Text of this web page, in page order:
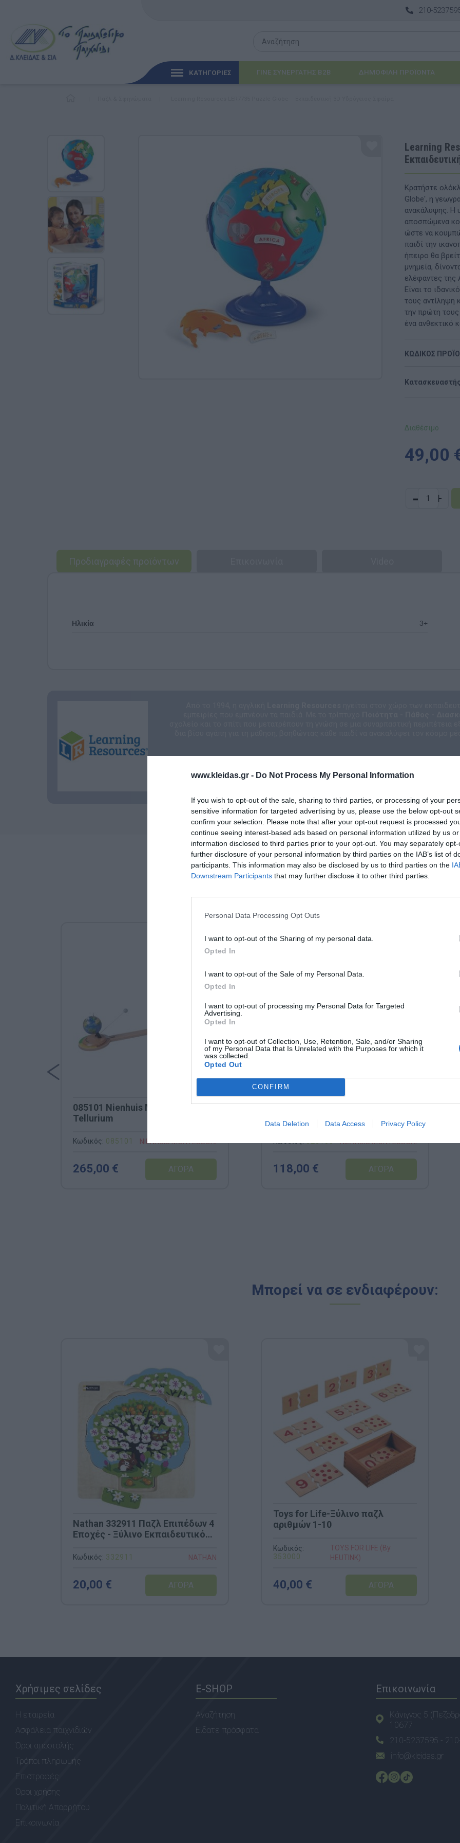
www.kleidas.gr - Do Not Process My Personal Information
If you wish to opt-out of the sale, sharing to third parties, or processing of your
sensitive information for targeted advertising by us, please use the below opt-out
confirm your selection. Please note that after your opt-out request is processed
continue seeing interest-based ads based on personal information utilized by us
information disclosed to third parties prior to your opt-out. You may separately
further disclosure of your personal information by third parties on the IAB’s list of
participants. This information may also be disclosed by us to third parties on the
Downstream Participants that may further disclose it to other third parties.
Personal Data Processing Opt Outs
I want to opt-out of the Sharing of my personal data.
Opted In
I want to opt-out of the Sale of my Personal Data.
Opted In
I want to opt-out of processing my Personal Data for Targeted
Advertising.
Opted In
I want to opt-out of Collection, Use, Retention, Sale, and/or Sharing
of my Personal Data that Is Unrelated with the Purposes for which it
was collected.
Opted Out
CONFIRM
Data Deletion Data Access Privacy Policy
210-
ΚΑΤΗΓΟΡΙΕΣ
Ανακαλύπτοντας τα Μαθηματικά
Φυσικές Επιστήμες
Ανακαλύπτοντας το Χρόνο
ΚΑΤΑΣΚΕΥΈΣ-STEM
ΜΈΘΟΔΟΣ MONTESSORI
Βασικός εξοπλισμός & Μονάδες
Συνθέσεις Παιδικής Χαράς για ΑμεΑ
ΓΙΝΕ ΣΥΝΕΡΓΑΤΗΣ B2B ΔΗΜΟΦΙΛΉ ΠΡΟΪΌΝΤΑ
Learning
Κρατήστε
Globe', η
ανακάλυψης. Η
αποσπώμενα
ώστε να
παιδί την
ήπειρο θα
μνημεία,
ελέφαντες της
Είναι το
τους αντίληψη
την πρώτη
ένα ανθεκτικό
ΚΩΔΙΚΟΣ
Διαθέσιμο
49,00
- +
Προδιαγραφές προϊόντων
Ηλικία 3+
Σχετικά προϊόντα
085101 Nienhuis Montessori-
Tellurium
Κωδικός: 085101 NIENHUIS MONTESSORI
265,00 €
023100 Nienhuis Montessori-
Globe Of The Continents
Κωδικός:023100 NIENHUIS MONTESSORI
118,00 €
Μπορεί να σε ενδιαφέρουν:
Nathan 332911 Παζλ Επιπέδων 4
Εποχές - Ξύλινο Εκπαιδευτικό
Κωδικός: 332911 NATHAN
20,00 €
Toys for Life-Ξύλινο παζλ
αριθμών 1-10
Κωδικός:
353000
TOYS FOR LIFE (By
HEUTINK)
40,00 €
Χρήσιμες σελίδες
Η εταιρεία
Ασφάλεια παιχνιδιών
Όροι αποστολής
Τρόποι πληρωμής
Επιστροφές
Όροι χρήσης
Πολιτική Απορρήτου
Επικοινωνία
E-SHOP
Αναζήτηση
Είδατε πρόσφατα
Επικοινωνία
Κάνιγγος 5
10677
210-5237595 -
info@kleidas.gr